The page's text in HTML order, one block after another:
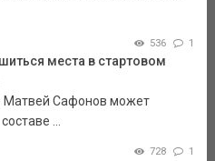
536 1
места в стартовом
Матвей Сафонов может
...
728 1